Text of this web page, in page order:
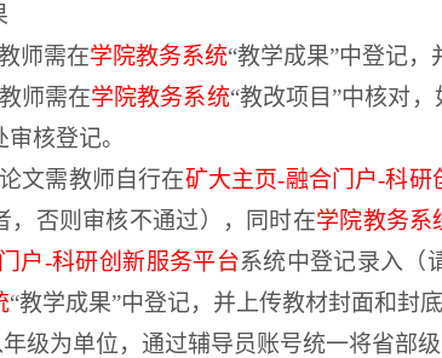
师需在学院教务系统“教学成果”中登记，
师需在学院教务系统“教改项目”中核对
审核登记。
文需教师自行在矿大主页-融合门户-科研
，否则审核不通过），同时在学院教务系
户-科研创新服务平台系统中登记录入（
“教学成果”中登记，并上传教材封面和封
级为单位，通过辅导员账号统一将省部